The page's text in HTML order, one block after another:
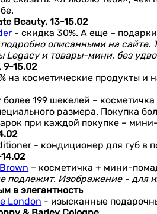
Beauty, 13-15.02
- скидка 30%. А еще –
описанными на
и товары-мини, без
9-15.02
на косметические продукты и
199 шекелей –
размера. Покупка
при каждой покупке –
- кондиционер для губ в
– косметичка + мини-
подлежит. Изображение - для
в элегантность
London - изысканные